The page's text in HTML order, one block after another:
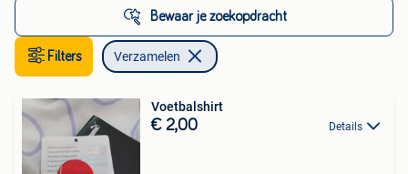
Bewaar je zoekopdracht
Filters Verzamelen
Voetbalshirt
€ 2,00 Details